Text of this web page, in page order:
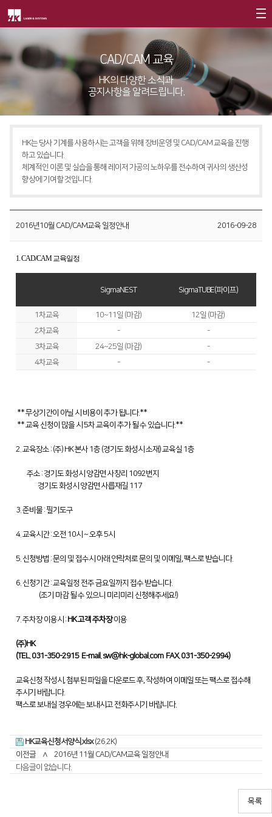
회사소개
CEO
회사연혁
CI소개
가치경영∨
지사안내∨
국내지사
해외지사
제품소개
FL3015
RS3015
PS Conversion
FO Series
Tube∨
∨
유압 절곡기
전기 절곡기
디버링기
용접기
트레이닝 ∨
교육일정
IR 자료실
사회공헌개요
CAD/CAM 교육
HK의 다양한 소식과
공지사항을 알려드립니다.
HK는 당사 기계를 사용하시는 고객을 위해 장비운영 및 CAD/CAM 교육을 진행
하고 있습니다.
체계적인 이론 및 실습을 통해 레이저 가공의 노하우를 전수하여 귀사의 생산성
향상에 기여할 것입니다.
2016년10월 CAD/CAM교육 일정안내 2016-09-28
1. CAD/CAM 교육일정
SigmaNEST SigmaTUBE(파이프)
1차교육 10~11일 (마감)
12일 (마감)
2차교육
-
-
3차교육
24~25일 (마감)
-
4차교육
- -
** 무상기간이 아닐 시 비용이 추가 됩니다.**
** 교육 신청이 많을 시 5차 교육이 추가 될 수 있습니다.**
2. 교육장소 : (주) HK 본사 1층 (경기도 화성시 소재) 교육실 1층
주소 : 경기도 화성시 양감면 사창리 1092번지
경기도 화성시 양감면 사릅재길 117
3. 준비물 : 필기도구
4. 교육시간 : 오전 10시 ~ 오후 5시
5. 신청방법 : 문의 및 접수시 아래 연락처로 문의 및 이메일, 팩스로 받습니다.
6. 신청기간 : 교육일정 전주 금요일까지 접수 받습니다.
(조기 마감 될 수 있으니 미리미리 신청해주세요!)
7. 주차장 이용시 : HK 고객 주차장이용
(주)HK
(TEL. 031-350-2915 E-mail.sw@hk-global.comFAX. 031-350-2994)
교육신청 작성시, 첨부된 파일을 다운로드 후, 작성하여 이메일 또는 팩스로 접수해
주시기 바랍니다.
팩스로 보내실 경우에는 보내시고 전화주시기 바랍니다.
HK교육신청서양식.xlsx(26.2K)
이전글
∧
2016년 11월 CAD/CAM교육 일정안내
다음글이 없습니다.